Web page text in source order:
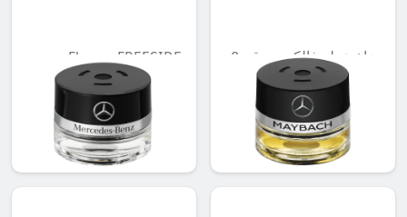
بخاخ عطر فالكون، رقم 8
MOOD
AED 721.35
Flacon, FREESIDE
MOOD
غير متوفر حاليا
AED 451.50